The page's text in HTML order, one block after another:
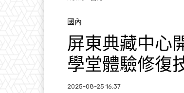
國內
屏東典藏中心
學堂體驗修復
2025-08-25 16:37